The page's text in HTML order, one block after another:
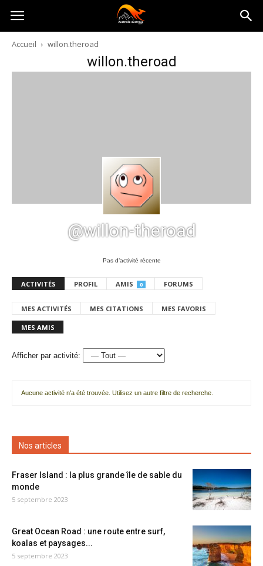
Australia-
australie.com
Accueil willon.theroad
willon.theroad
@willon-theroad
Pas d’activité récente
ACTIVITÉS PROFIL AMIS 0 FORUMS
MES ACTIVITÉS MES CITATIONS MES FAVORIS
MES AMIS
Afficher par activité:
Aucune activité n'a été trouvée. Utilisez un autre filtre de recherche.
Nos articles
Fraser Island : la plus grande île de sable du
monde
5 septembre 2023
Great Ocean Road : une route entre surf,
koalas et paysages...
5 septembre 2023